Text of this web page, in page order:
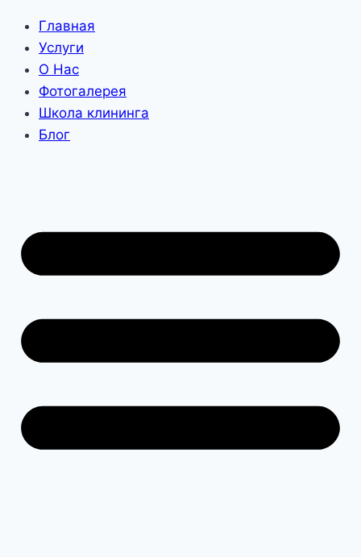
Главная
Услуги
О Нас
Фотогалерея
Школа клининга
Блог